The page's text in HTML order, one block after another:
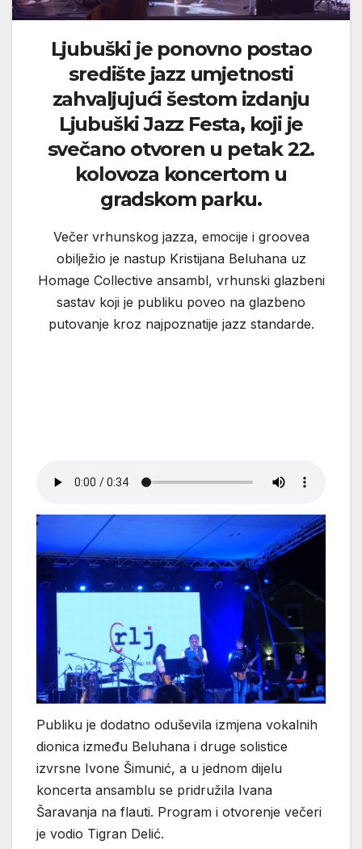
Ljubuški je ponovno postao
središte jazz umjetnosti
zahvaljujući šestom izdanju
Ljubuški Jazz Festa, koji je
svečano otvoren u petak 22.
kolovoza koncertom u
gradskom parku.
Večer vrhunskog jazza, emocije i groovea
obilježio je nastup Kristijana Beluhana uz
Homage Collective ansambl, vrhunski glazbeni
sastav koji je publiku poveo na glazbeno
putovanje kroz najpoznatije jazz standarde.
Publiku je dodatno oduševila izmjena vokalnih
dionica između Beluhana i druge solistice
izvrsne Ivone Šimunić, a u jednom dijelu
koncerta ansamblu se pridružila Ivana
Šaravanja na flauti. Program i otvorenje večeri
je vodio Tigran Delić.